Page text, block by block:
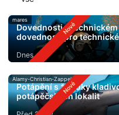
mares
Dovednosti v
dovedností pro
Dnes
Alamy-Christian-Zappel
Potápění s žraloky
potápěčských lokalit